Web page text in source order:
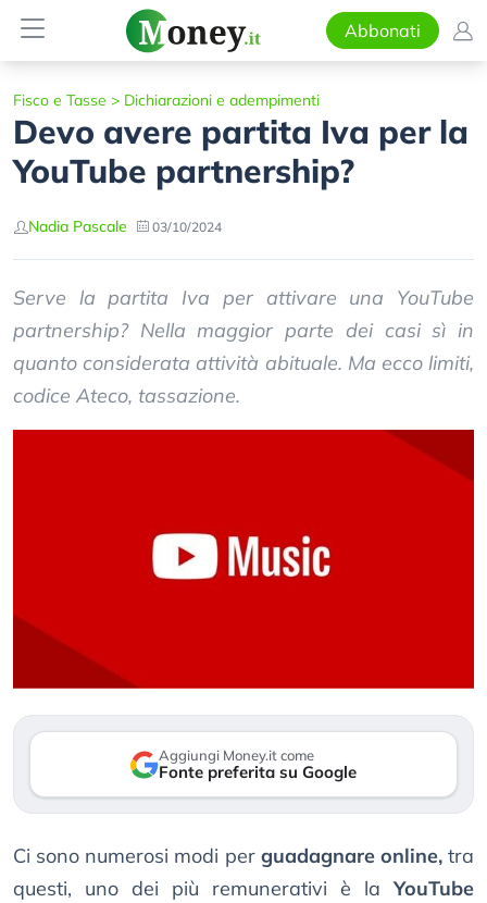
Abbonati
Fisco e Tasse > Dichiarazioni e adempimenti
Devo avere partita Iva per la
YouTube partnership?
Nadia Pascale 03/10/2024
Serve la partita Iva per attivare una YouTube
partnership? Nella maggior parte dei casi sì in
quanto considerata attività abituale. Ma ecco limiti,
codice Ateco, tassazione.
Aggiungi Money.it come
Fonte preferita su Google
Ci sono numerosi modi per guadagnare online,tra
questi, uno dei più remunerativi è laYouTube